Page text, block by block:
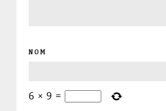
NOM
6 × 9 =